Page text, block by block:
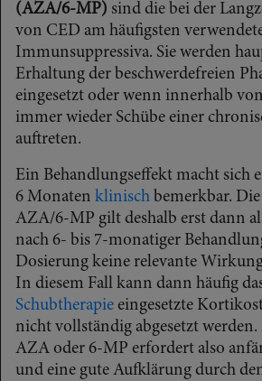
(AZA/6-MP) sind die bei der
von CED am häufigsten
Immunsuppressiva. Sie werden
Erhaltung der beschwerdefreien
eingesetzt oder wenn innerhalb
immer wieder Schübe einer
auftreten.
Ein Behandlungseffekt macht sich
6 Monaten klinisch bemerkbar.
AZA/6-MP gilt deshalb erst dann
nach 6- bis 7-monatiger
Dosierung keine relevante
In diesem Fall kann dann häufig
Schubtherapie eingesetzte
nicht vollständig abgesetzt
AZA oder 6-MP erfordert also
und eine gute Aufklärung durch